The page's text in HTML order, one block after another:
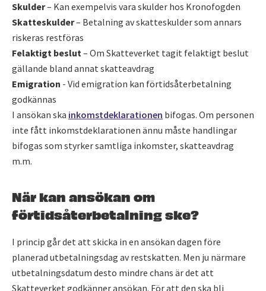
Skulder– Kan exempelvis vara skulder hos Kronofogden
Skatteskulder– Betalning av skatteskulder som annars
riskeras restföras
Felaktigt beslut– Om Skatteverket tagit felaktigt beslut
gällande bland annat skatteavdrag
Emigration - Vid emigration kan förtidsåterbetalning
godkännas
I ansökan ska inkomstdeklarationen bifogas. Om personen
inte fått inkomstdeklarationen ännu måste handlingar
bifogas som styrker samtliga inkomster, skatteavdrag
m.m.
När kan ansökan om
förtidsåterbetalning ske?
I princip går det att skicka in en ansökan dagen före
planerad utbetalningsdag av restskatten. Men ju närmare
utbetalningsdatum desto mindre chans är det att
Skatteverket godkänner ansökan. För att den ska bli